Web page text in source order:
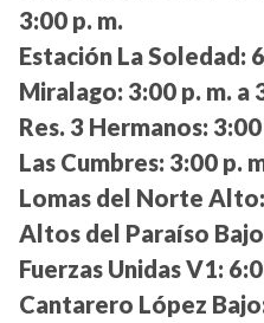
3:00 p. m.
Estación La Soledad:
Miralago: 3:00 p. m. a
Res. 3 Hermanos:
Las Cumbres: 3:00 p.
Lomas del Norte Alto:
Altos del Paraíso
Fuerzas Unidas V1:
Cantarero López